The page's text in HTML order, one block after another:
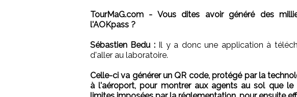
TourMaG.com - Vous dites avoir généré des
l'AOKpass ?
Sébastien Bedu :Il y a donc une application à
d'aller au laboratoire.
Celle-ci va générer un QR code, protégé par la
à l'aéroport, pour montrer aux agents au sol que